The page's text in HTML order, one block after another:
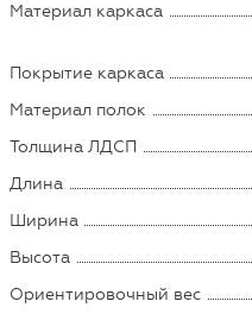
Материал каркаса
Покрытие каркаса
Материал полок
Толщина ЛДСП
Длина
Ширина
Высота
Ориентировочный вес